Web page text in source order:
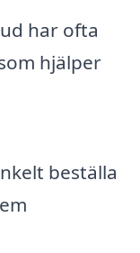
har ofta
hjälper
beställa